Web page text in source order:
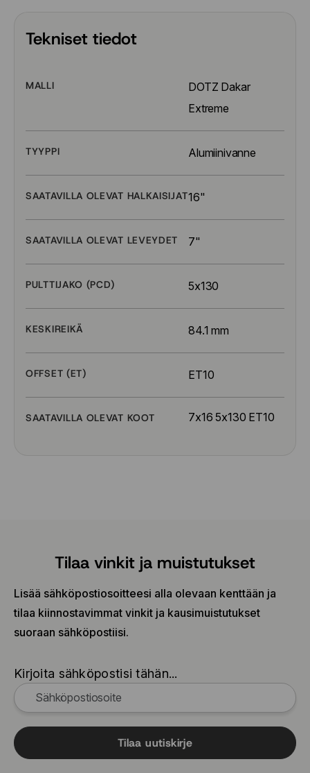
Tekniset tiedot
MALLI
DOTZ Dakar
Extreme
TYYPPI Alumiinivanne
SAATAVILLA OLEVAT HALKAISIJAT16"
SAATAVILLA OLEVAT LEVEYDET 7"
PULTTIJAKO (PCD) 5x130
KESKIREIKÄ 84.1 mm
OFFSET (ET) ET10
SAATAVILLA OLEVAT KOOT 7x16 5x130 ET10
Tilaa vinkit ja muistutukset
Lisää sähköpostiosoitteesi alla olevaan kenttään ja
tilaa kiinnostavimmat vinkit ja kausimuistutukset
suoraan sähköpostiisi.
Kirjoita sähköpostisi tähän...
Tilaa uutiskirje